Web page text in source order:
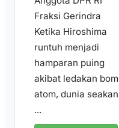
Fraksi Gerindra
Ketika Hiroshima
runtuh menjadi
hamparan puing
akibat ledakan bom
atom, dunia seakan
...